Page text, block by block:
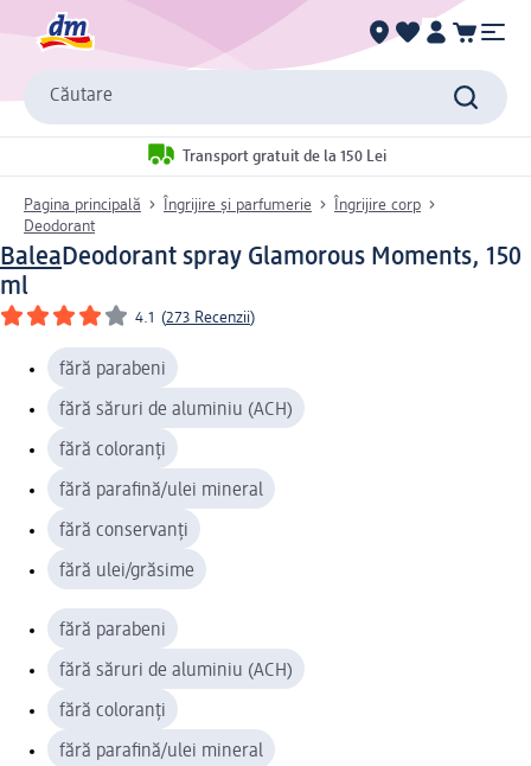
Căutare
Transport gratuit de la 150 Lei
Pagina principală Îngrijire și parfumerie
Îngrijire corp
Deodorant
BaleaDeodorant spray Glamorous Moments, 150
ml
4.1 (273 Recenzii)
fără parabeni
fără săruri de aluminiu (ACH)
fără coloranți
fără parafină/ulei mineral
fără conservanți
fără ulei/grăsime
fără parabeni
fără săruri de aluminiu (ACH)
fără coloranți
fără parafină/ulei mineral